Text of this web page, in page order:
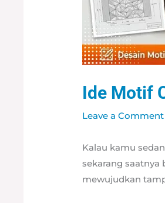
Ide Motif
Leave a Comment
Kalau kamu
sekarang saatnya
mewujudkan